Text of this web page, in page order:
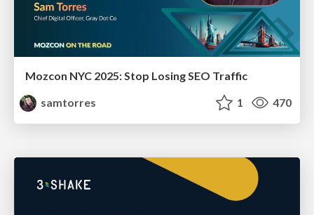
Mozcon NYC 2025: Stop Losing SEO Traffic
samtorres
1 470